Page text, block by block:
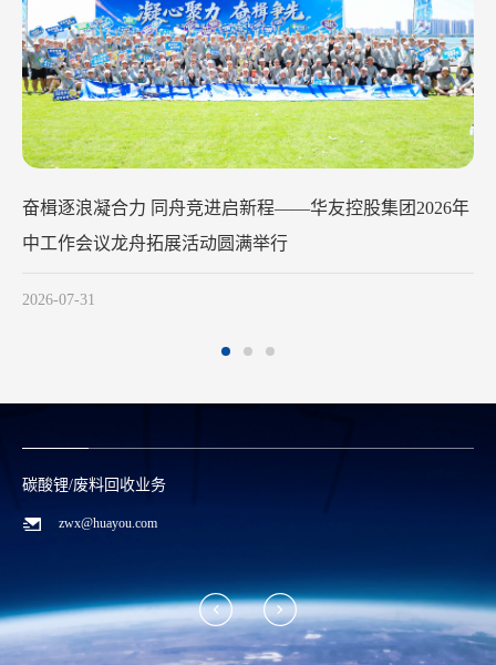
启新程——华友控股集团2026年
议龙舟拓展活动圆满举行
华友钴
碳酸锂/废料回收业务
zwx@huayou.com